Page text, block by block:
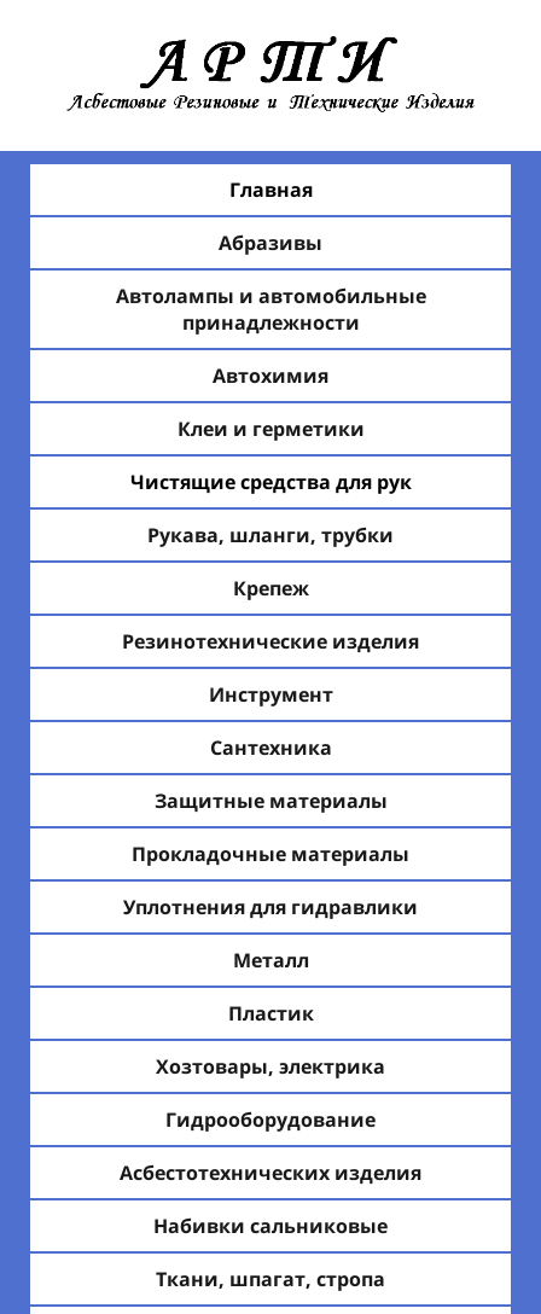
Главная
Абразивы
Автолампы и автомобильные
принадлежности
Автохимия
Клеи и герметики
Чистящие средства для рук
Рукава, шланги, трубки
Крепеж
Резинотехнические изделия
Инструмент
Сантехника
Защитные материалы
Прокладочные материалы
Уплотнения для гидравлики
Металл
Пластик
Хозтовары, электрика
Гидрооборудование
Асбестотехнических изделия
Набивки сальниковые
Ткани, шпагат, стропа